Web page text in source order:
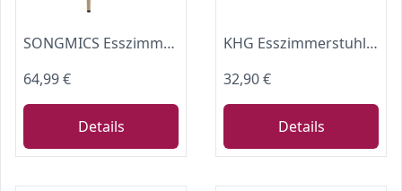
SONGMICS Esszimmerstuhl, Samt, Polsterstuhl mit Armlehnen, Metallbeine
64,99 €
Details
KHG Esszimmerstuhl Polsterstuhl Skandi Look, Stuhlbeine Massivholz Buche
32,90 €
Details